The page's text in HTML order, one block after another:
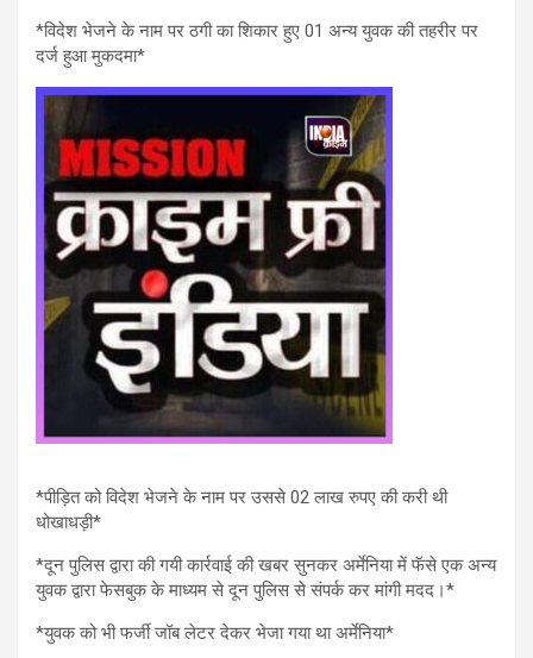
*विदेश भेजने के नाम पर ठगी का शिकार हुए 01 अन्य युवक की तहरीर पर
दर्ज हुआ मुकदमा*
*पीड़ित को विदेश भेजने के नाम पर उससे 02 लाख रुपए की करी थी
धोखाधड़ी*
*दून पुलिस द्वारा की गयी कार्रवाई की खबर सुनकर अर्मेनिया में फॅसे एक अन्य
युवक द्वारा फेसबुक के माध्यम से दून पुलिस से संपर्क कर मांगी मदद।*
*युवक को भी फर्जी जॉब लेटर देकर भेजा गया था अर्मेनिया*